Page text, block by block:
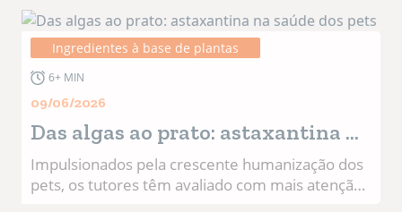
pesquisa e portfólios de grandes empresas,
deixou de ser tratada como uma possibilidade
distante e passou a ocupar posição estratégica
entre os ingredientes de nova geração. No
segmento pet, esse movimento é
particularmente relevante. Cães e gatos vivem
por mais tempo, os tutores estão mais atentos à
qualidade das formulações e a indústria busca
matérias-primas capazes de combinar
desempenho nutricional, segurança,
Ingredientes à base de plantas
6+ MIN
09/06/2026
Das algas ao prato: astaxantina na
saúde dos pets
Impulsionados pela crescente humanização dos
pets, os tutores têm avaliado com mais atenção